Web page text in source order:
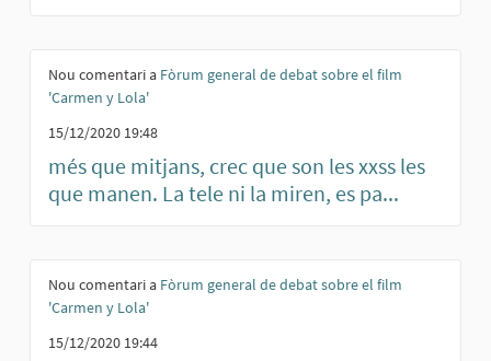
Nou comentari a Fòrum general de debat sobre el film
'Carmen y Lola'
15/12/2020 19:48
més que mitjans, crec que son les xxss les
que manen. La tele ni la miren, es pa...
Nou comentari a Fòrum general de debat sobre el film
'Carmen y Lola'
15/12/2020 19:44